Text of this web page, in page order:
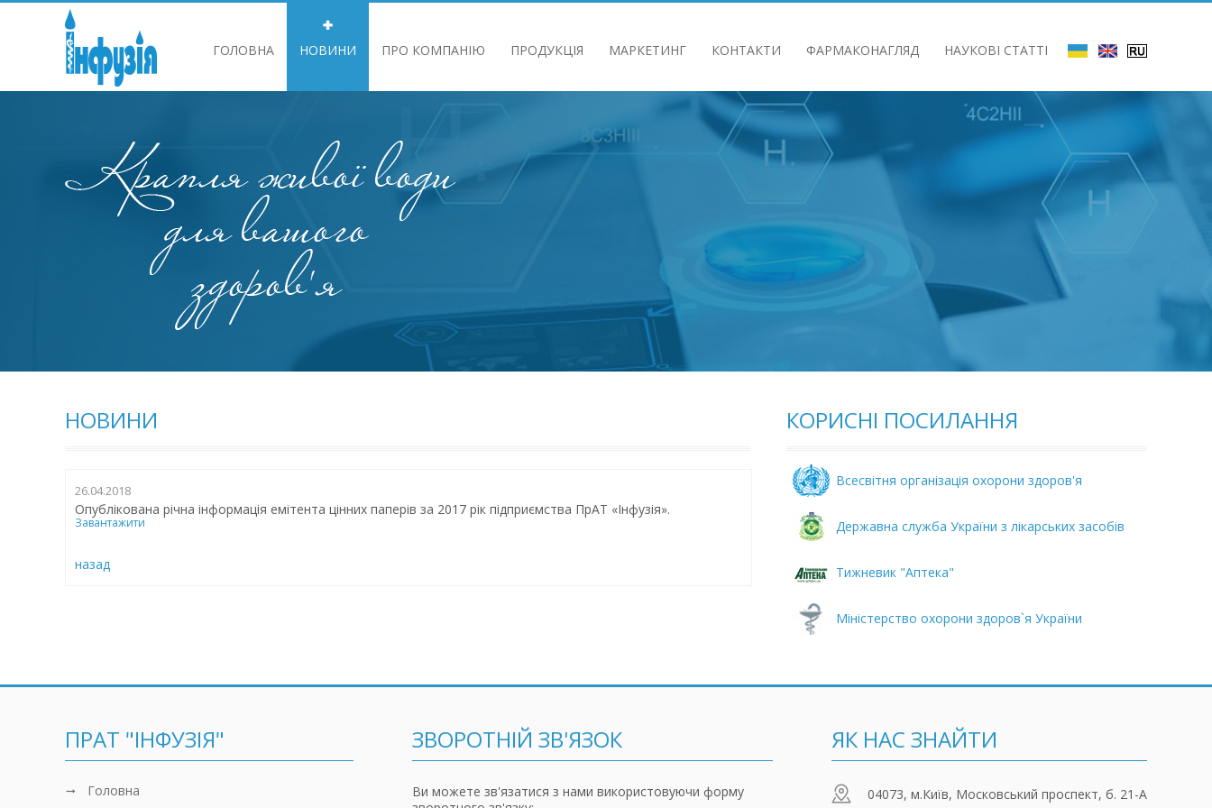
ГОЛОВНА НОВИНИ ПРО КОМПАНIЮ ПРОДУКЦIЯ МАРКЕТИНГ КОНТАКТИ ФАРМАКОНАГЛЯД НАУКОВІ СТАТТІ
ІНФОРМАЦІЯ ДЛЯ АКЦІОНЕРІВ ТА СТЕЙКХОЛДЕРІВ
НОВИНИ
26.04.2018
Опублікована річна інформація емітента цінних паперів за 2017 рік підприємства ПрАТ «Інфузія».
Завантажити
назад
КОРИСНI ПОСИЛАННЯ
Всесвітня організація охорони здоров'я
Державна служба України з лікарських засобів
Тижневик "Аптека"
Міністерство охорони здоров`я України
ПРАТ "ІНФУЗІЯ"
Головна
ЗВОРОТНІЙ ЗВ'ЯЗОК
Ви можете зв'язатися з нами використовуючи форму
ЯК НАС ЗНАЙТИ
04073, м.Київ, Московський проспект, б. 21-А